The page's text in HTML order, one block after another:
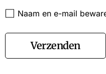
Naam en e-mail
Verzenden